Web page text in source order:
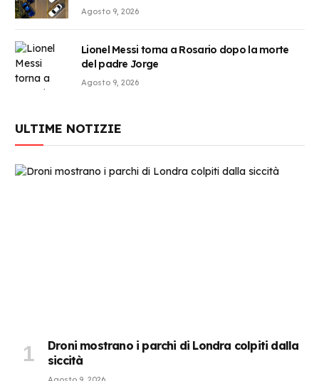
Agosto 9, 2026
Lionel Messi torna a Rosario dopo la morte
del padre Jorge
Agosto 9, 2026
ULTIME NOTIZIE
Droni mostrano i parchi di Londra colpiti dalla
siccità